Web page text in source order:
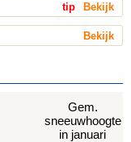
tip Bekijk
Bekijk
Gem.
sneeuwhoogte
in januari